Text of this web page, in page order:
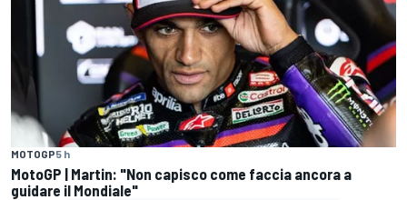
MOTOGP5 h
MotoGP | Martin: "Non capisco come faccia ancora a
guidare il Mondiale"